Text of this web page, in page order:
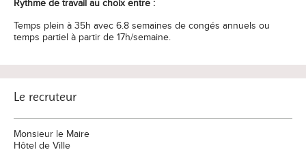
Rythme de travail au choix entre :
Temps plein à 35h avec 6.8 semaines de congés annuels ou
temps partiel à partir de 17h/semaine.
Le recruteur
Monsieur le Maire
Hôtel de Ville